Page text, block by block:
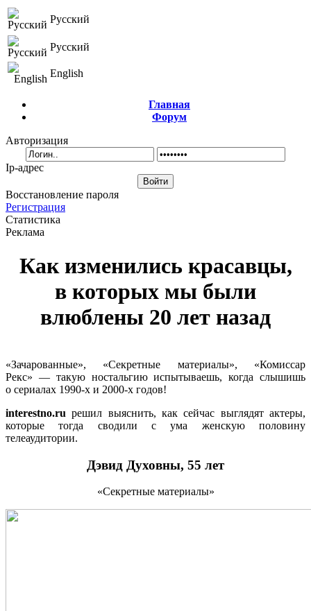
Русский
Русский
English
Главная
Форум
Авторизация
Ip-адрес
Восстановление пароля
Регистрация
Статистика
Реклама
Как изменились красавцы,
в которых мы были
влюблены 20 лет назад
«Зачарованные», «Секретные материалы», «Комиссар
Рекс» — такую ностальгию испытываешь, когда слышишь
о сериалах 1990-х и 2000-х годов!
interestno.ru решил выяснить, как сейчас выглядят актеры,
которые тогда сводили с ума женскую половину
телеаудитории.
Дэвид Духовны, 55 лет
«Секретные материалы»